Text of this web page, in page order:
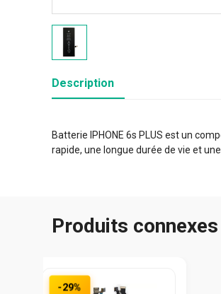
Description
Batterie IPHONE 6s PLUS est un
rapide, une longue durée de vie et
Produits connexes
-29%